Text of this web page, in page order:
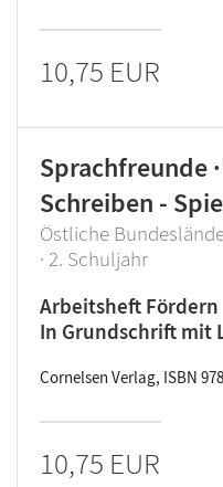
10,75 EUR
Sprachfreunde
Schreiben -
Östliche
· 2. Schuljahr
Arbeitsheft Fördern
In Grundschrift mit
Cornelsen Verlag, ISBN
10,75 EUR